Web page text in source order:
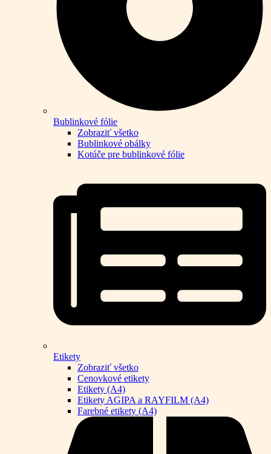
Bublinkové fólie
Zobraziť všetko
Bublinkové obálky
Kotúče pre bublinkové fólie
Etikety
Zobraziť všetko
Cenovkové etikety
Etikety (A4)
Etikety AGIPA a RAYFILM (A4)
Farebné etikety (A4)